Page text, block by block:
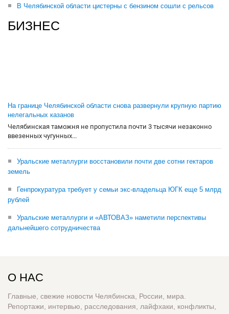
В Челябинской области цистерны с бензином сошли с рельсов
БИЗНЕС
На границе Челябинской области снова развернули крупную партию
нелегальных казанов
Челябинская таможня не пропустила почти 3 тысячи незаконно
ввезенных чугунных...
Уральские металлурги восстановили почти две сотни гектаров
земель
Генпрокуратура требует у семьи экс-владельца ЮГК еще 5 млрд
рублей
Уральские металлурги и «АВТОВАЗ» наметили перспективы
дальнейшего сотрудничества
О НАС
Главные, свежие новости Челябинска, России, мира.
Репортажи, интервью, расследования, лайфхаки, конфликты,